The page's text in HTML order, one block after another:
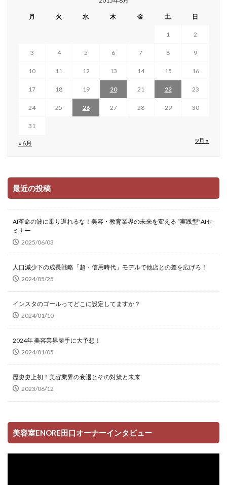
月 火 水 木 金 土 日
« 6月 9月 »
1 2
3 4 5 6 7 8 9
10 11 12 13 14 15 16
17 18 19 20 21 22 23
24 25 26 27 28 29 30
31
最近の投稿
AI革命の波に乗り遅れるな！美容・教育業界の未来を変える “実践型”AIセ
ミナー
2025/06/03
人口減少下の成長戦略「超・信用時代」モデルで他店との差を広げろ！
2024/05/25
インスタのゴールってどこに設定してますか？
2024/01/10
2024年 美容業界勝手に大予想！
2024/01/05
歴史史上初！美容業界の衰退とその対策と未来
2023/06/12
美容室ENORE田口オーナーインタビュー
動